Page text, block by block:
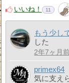
いいね！
11
もう少し
した
2年7ヶ月
primex64
気に支え